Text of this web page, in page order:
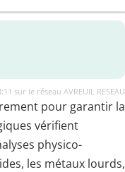
sur le réseau AVREUIL RESEAU
pour garantir la
vérifient
physico-
les métaux lourds,